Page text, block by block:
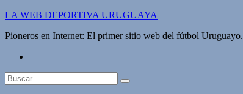
Saltar
contenido
LA WEB DEPORTIVA URUGUAYA
Pioneros en Internet: El primer sitio web del fútbol Uruguayo.
Buscar: